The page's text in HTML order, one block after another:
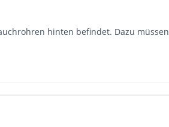
hinten befindet. Dazu